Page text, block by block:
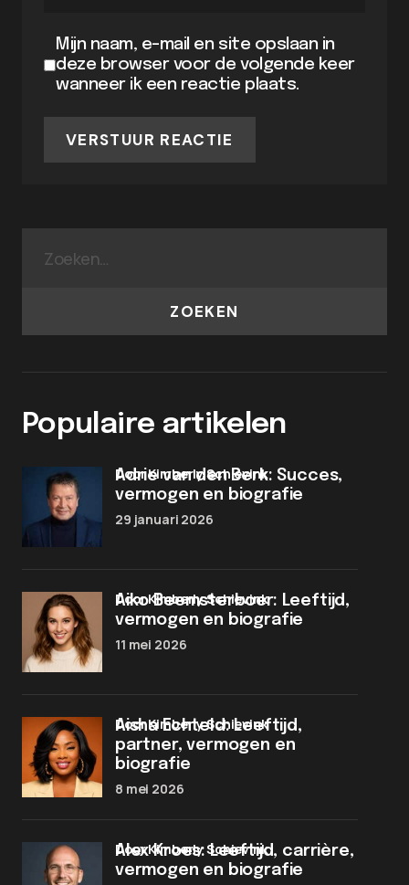
Mijn naam, e-mail en site opslaan in
deze browser voor de volgende keer
wanneer ik een reactie plaats.
VERSTUUR REACTIE
ZOEKEN
Populaire artikelen
Adrie van den Berk: Succes,
vermogen en biografie
door Kimberly Schievink
29 januari 2026
Aiko Beemsterboer: Leeftijd,
vermogen en biografie
door Kimberly Schievink
11 mei 2026
Aisha Echteld: Leeftijd,
partner, vermogen en
biografie
door Kimberly Schievink
8 mei 2026
Alex Kroes: Leeftijd, carrière,
vermogen en biografie
door Kimberly Schievink